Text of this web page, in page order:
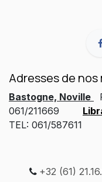
Adresses de nos
Bastogne, Noville
061/211669
TEL: 061/587611
+32 (61)